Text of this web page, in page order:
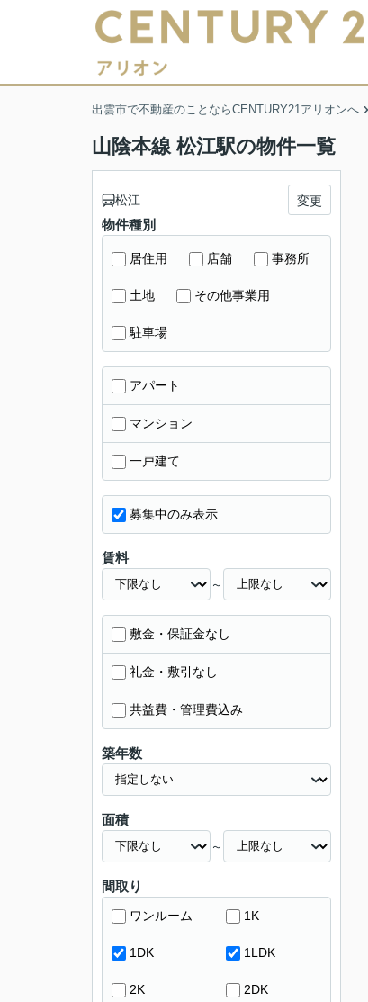
出雲市で不動産のことならCENTURY21アリオンへ
山陰本線 松江駅の物件一覧
松江 変更
物件種別
居住用 店舗 事務所
土地 その他事業用
駐車場
アパート
マンション
一戸建て
募集中のみ表示
賃料
～
敷金・保証金なし
礼金・敷引なし
共益費・管理費込み
築年数
面積
～
間取り
ワンルーム 1K
1DK 1LDK
2K 2DK